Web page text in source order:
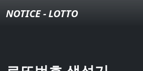
NOTICE - LOTTO